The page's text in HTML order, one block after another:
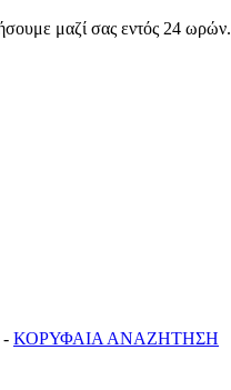
μαζί σας εντός 24 ωρών.
- ΚΟΡΥΦΑΙΑ ΑΝΑΖΗΤΗΣΗ